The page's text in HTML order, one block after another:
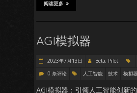
阅读更多
AGI模拟器
2023年7月13日 Beta, Pilot
0 条评论
人工智能 技术 模拟器
AGI模拟器：引领人工智能创新